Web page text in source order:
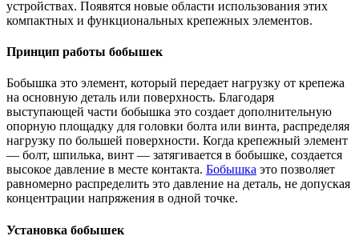
устройствах. Появятся новые области использования этих
компактных и функциональных крепежных элементов.
Принцип работы бобышек
Бобышка это элемент, который передает нагрузку от крепежа
на основную деталь или поверхность. Благодаря
выступающей части бобышка это создает дополнительную
опорную площадку для головки болта или винта, распределяя
нагрузку по большей поверхности. Когда крепежный элемент
— болт, шпилька, винт — затягивается в бобышке, создается
высокое давление в месте контакта. Бобышка это позволяет
равномерно распределить это давление на деталь, не допуская
концентрации напряжения в одной точке.
Установка бобышек